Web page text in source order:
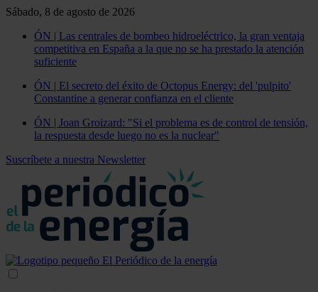
Sábado, 8 de agosto de 2026
ÓN | Las centrales de bombeo hidroeléctrico, la gran ventaja
competitiva en España a la que no se ha prestado la atención
suficiente
ÓN | El secreto del éxito de Octopus Energy: del 'pulpito'
Constantine a generar confianza en el cliente
ÓN | Joan Groizard: "Si el problema es de control de tensión,
la respuesta desde luego no es la nuclear"
Suscríbete a nuestra Newsletter